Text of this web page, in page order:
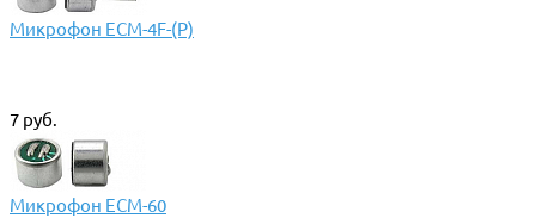
Микрофон ECM-4F-(P)
7 руб.
Микрофон ECM-60